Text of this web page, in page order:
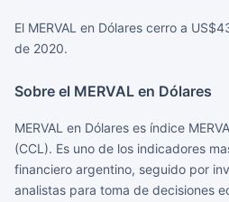
El MERVAL en Dólares cerro a
de 2020.
Sobre el MERVAL en Dólares
MERVAL en Dólares es índice
(CCL). Es uno de los indicadores
financiero argentino, seguido por
analistas para toma de decisiones